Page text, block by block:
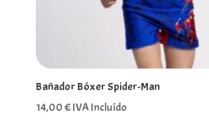
Bañador Bóxer Spider-Man
14,00€IVA Incluído